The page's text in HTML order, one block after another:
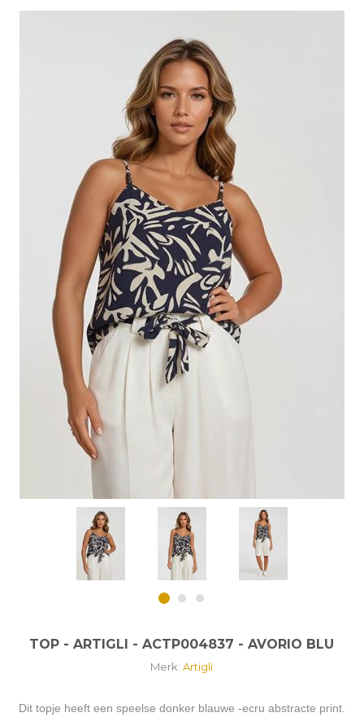
TOP - ARTIGLI - ACTP004837 - AVORIO BLU
Merk: Artigli
Dit topje heeft een speelse donker blauwe -ecru abstracte print.